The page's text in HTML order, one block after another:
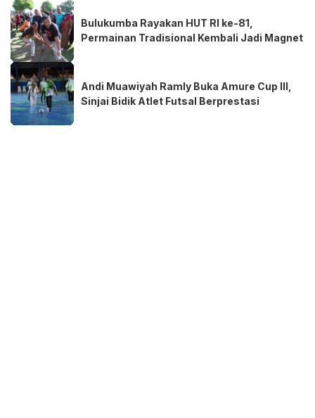
Bulukumba Rayakan HUT RI ke-81,
Permainan Tradisional Kembali Jadi Magnet
Andi Muawiyah Ramly Buka Amure Cup III,
Sinjai Bidik Atlet Futsal Berprestasi